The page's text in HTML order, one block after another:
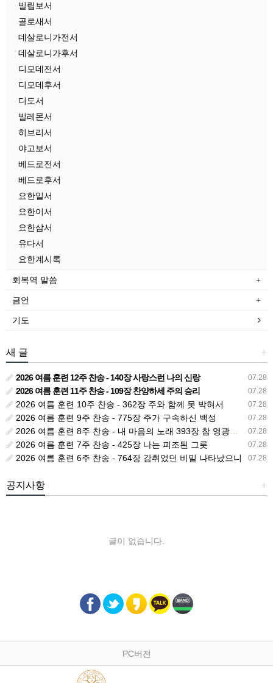
빌립보서
골로새서
데살로니가전서
데살로니가후서
디모데전서
디모데후서
디도서
빌레몬서
히브리서
야고보서
베드로전서
베드로후서
요한일서
요한이서
요한삼서
유다서
요한계시록
회복역 말씀
금언
기도
+
새 글
07.28
2026 여름 훈련 12주 찬송 - 140장 사랑스런 나의 신랑
07.28
2026 여름 훈련 11주 찬송 - 109장 찬양하세 주의 승리
07.28
2026 여름 훈련 10주 찬송 - 362장 주와 함께 못 박혀서
07.28
2026 여름 훈련 9주 찬송 - 775장 주가 구속하신 백성
07.28
2026 여름 훈련 8주 찬송 - 내 마음의 노래 393장 참 영광스런 우리 왕
07.28
2026 여름 훈련 7주 찬송 - 425장 나는 피조된 그릇
07.28
2026 여름 훈련 6주 찬송 - 764장 감취었던 비밀 나타났으니
+
공지사항
글이 없습니다.
PC버전